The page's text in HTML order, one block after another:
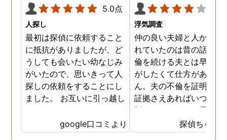
5.0点
人探し
最初は探偵に依頼すること
に抵抗がありましたが、ど
うしても会いたい幼なじみ
がいたので、思いきって人
探しの依頼をすることにし
ました。 お互いに引っ越し
いる情報も少なかったの
で、難しいかなと思ってい
google口コミより
浮気調査
仲の良い夫婦と人から言
れていたのは昔の話で、
倫を続ける夫とは早く離
がしたくて仕方がありま
ん。夫の不倫を証明でき
証拠さえあればいつでも
婚ができるのにと愚痴を
ぼしていると、姉が探偵
不倫の証拠集めを依頼し
探偵ちゃん